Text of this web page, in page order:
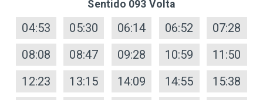
Sentido 093 Volta
04:53 05:30 06:14 06:52
07:28
08:08
08:47 09:28 10:59
11:50
12:23
13:15 14:09 14:55
15:38